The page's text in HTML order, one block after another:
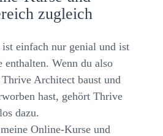
zugleich
einfach nur genial und ist
Wenn du also
Architect baust und
hast, gehört Thrive
dazu.
Online-Kurse und